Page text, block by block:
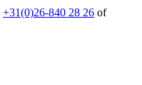
+31(0)26-840 28 26 of